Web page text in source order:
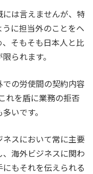
は言えませんが、特
に担当外のことをヘ
そもそも日本人と比
られます。
の労使間の契約内容
れを盾に業務の拒否
いです。
スにおいて常に主要
海外ビジネスに関わ
もそれを伝えられる